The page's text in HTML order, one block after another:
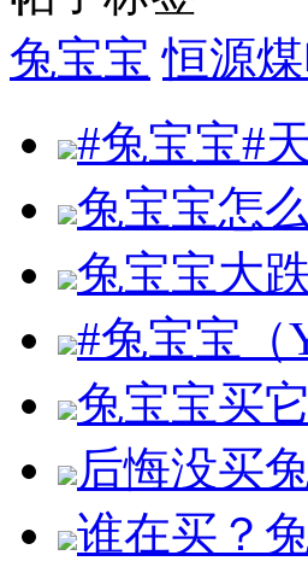
兔宝宝 恒源
#兔宝宝#
兔宝宝怎
兔宝宝大跌
#兔宝宝（
兔宝宝买它
后悔没买
谁在买？